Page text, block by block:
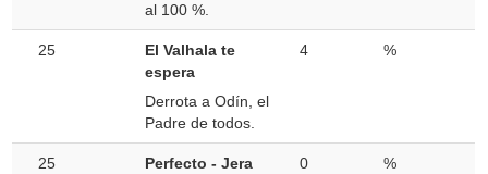
al 100 %.
25
El Valhala te
espera
Derrota a Odín, el
Padre de todos.
4 %
25
Perfecto - Jera
0 %